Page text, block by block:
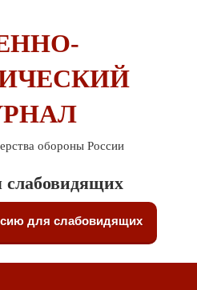
обороны России
слабовидящих
для слабовидящих